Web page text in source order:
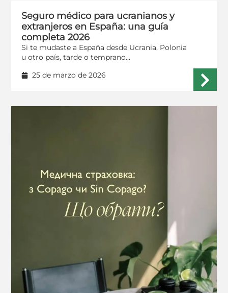
Seguro médico para ucranianos y
extranjeros en España: una guía
completa 2026
Si te mudaste a España desde Ucrania, Polonia
u otro país, tarde o temprano...
25 de marzo de 2026